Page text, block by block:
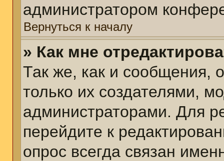
администратором
Вернуться к началу
» Как мне
Так же, как и сообщения,
только их создателями,
администраторами. Для
перейдите к
опрос всегда связан